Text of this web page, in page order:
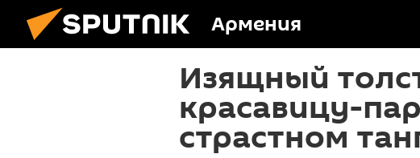
Армения
Изящный
красавицу-
страстном